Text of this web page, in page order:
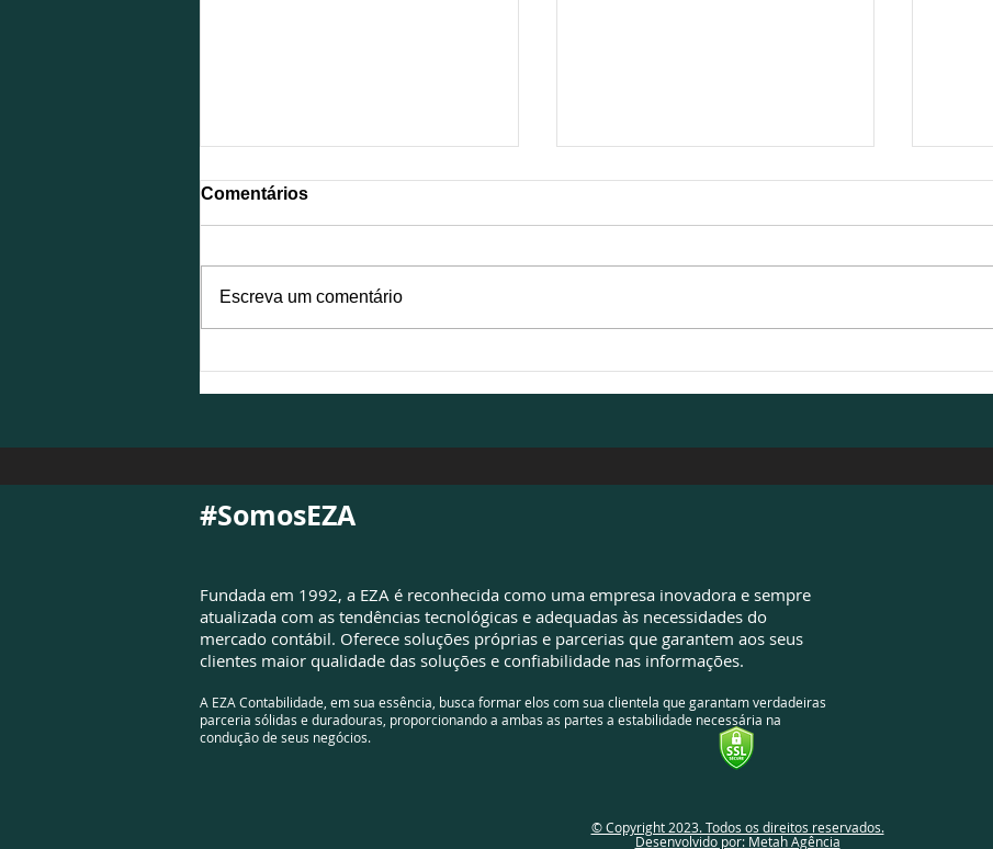
Comentários
Escreva um comentário
#SomosEZA
Fundada em 1992, a EZA é reconhecida como uma empresa inovadora e sempre
atualizada com as tendências tecnológicas e adequadas às necessidades do
mercado contábil. Oferece soluções próprias e parcerias que garantem aos seus
clientes maior qualidade das soluções e confiabilidade nas informações.
A EZA Contabilidade, em sua essência, busca formar elos com sua clientela que garantam verdadeiras
parceria sólidas e duradouras, proporcionando a ambas as partes a estabilidade necessária na
condução de seus negócios.
© Copyright 2023. Todos os direitos reservados.
Desenvolvido por: Metah Agência